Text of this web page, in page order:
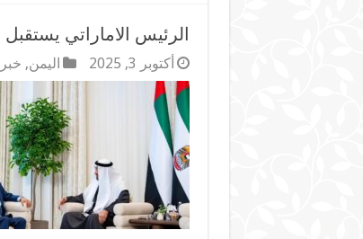
الرئيس الاماراتي
أكتوبر 3, 2025 اليمن,